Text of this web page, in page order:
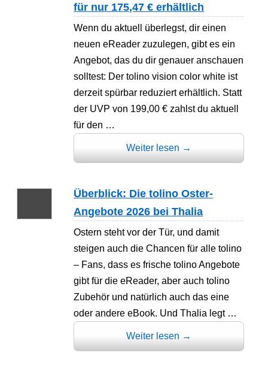
für nur 175,47 € erhältlich
Wenn du aktuell überlegst, dir einen
neuen eReader zuzulegen, gibt es ein
Angebot, das du dir genauer anschauen
solltest: Der tolino vision color white ist
derzeit spürbar reduziert erhältlich. Statt
der UVP von 199,00 € zahlst du aktuell
für den …
Weiter lesen →
Überblick: Die tolino Oster-
Angebote 2026 bei Thalia
Ostern steht vor der Tür, und damit
steigen auch die Chancen für alle tolino
– Fans, dass es frische tolino Angebote
gibt für die eReader, aber auch tolino
Zubehör und natürlich auch das eine
oder andere eBook. Und Thalia legt …
Weiter lesen →